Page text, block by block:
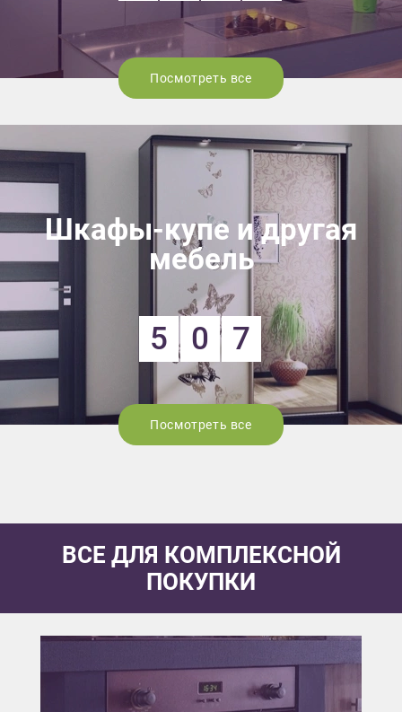
Посмотреть все
Шкафы-купе и другая
мебель
5 0 7
Посмотреть все
ВСЕ ДЛЯ КОМПЛЕКСНОЙ
ПОКУПКИ